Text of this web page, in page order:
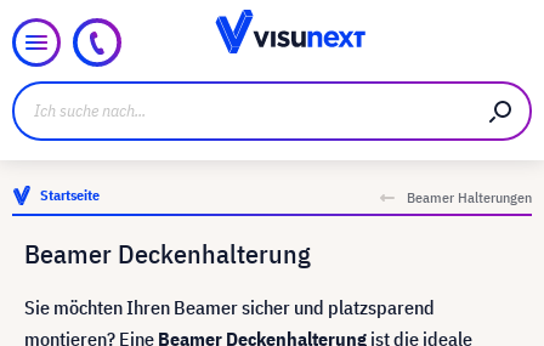
Startseite Beamer Halterungen
Beamer Deckenhalterung
Sie möchten Ihren Beamer sicher und platzsparend
montieren? Eine Beamer Deckenhalterung ist die ideale